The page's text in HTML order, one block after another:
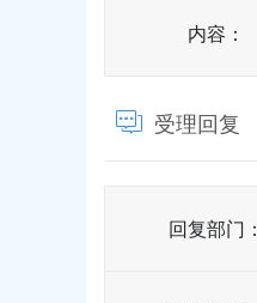
内容：
受理回复
回复部门：